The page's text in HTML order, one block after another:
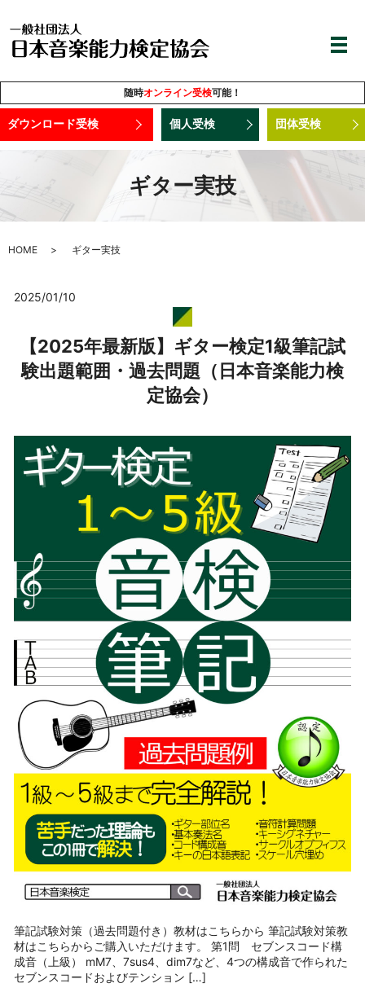
随時オンライン受検可能！
ダウンロード受検 個人受検 団体受検
ギター実技
HOME ギター実技
2025/01/10
【2025年最新版】ギター検定1級筆記試
験出題範囲・過去問題（日本音楽能力検
定協会）
筆記試験対策（過去問題付き）教材はこちらから 筆記試験対策教
材はこちらからご購入いただけます。 第1問 セブンスコード構
成音（上級） mM7、7sus4、dim7など、4つの構成音で作られた
セブンスコードおよびテンション […]